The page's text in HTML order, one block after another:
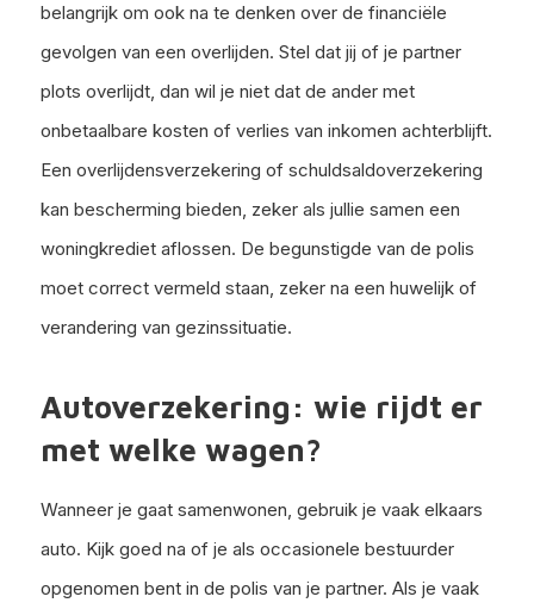
belangrijk om ook na te denken over de financiële
gevolgen van een overlijden. Stel dat jij of je partner
plots overlijdt, dan wil je niet dat de ander met
onbetaalbare kosten of verlies van inkomen achterblijft.
Een overlijdensverzekering of schuldsaldoverzekering
kan bescherming bieden, zeker als jullie samen een
woningkrediet aflossen. De begunstigde van de polis
moet correct vermeld staan, zeker na een huwelijk of
verandering van gezinssituatie.
Autoverzekering: wie rijdt er
met welke wagen?
Wanneer je gaat samenwonen, gebruik je vaak elkaars
auto. Kijk goed na of je als occasionele bestuurder
opgenomen bent in de polis van je partner. Als je vaak